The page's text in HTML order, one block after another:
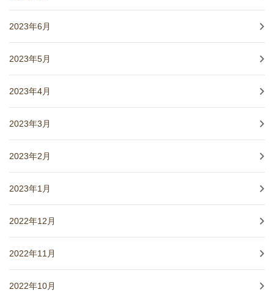
2023年6月
2023年5月
2023年4月
2023年3月
2023年2月
2023年1月
2022年12月
2022年11月
2022年10月